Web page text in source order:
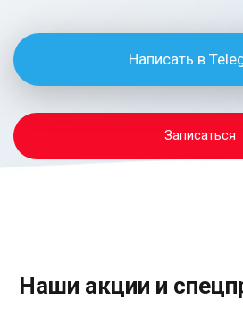
Написать в
Записаться
Наши акции и